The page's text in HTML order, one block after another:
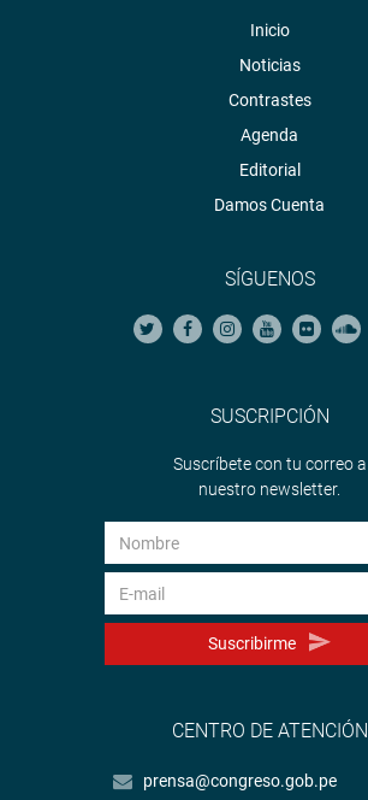
Inicio
Noticias
Contrastes
Agenda
Editorial
Damos Cuenta
SÍGUENOS
SUSCRIPCIÓN
Suscríbete con tu correo a
nuestro newsletter.
Suscribirme
CENTRO DE ATENCIÓN
prensa@congreso.gob.pe